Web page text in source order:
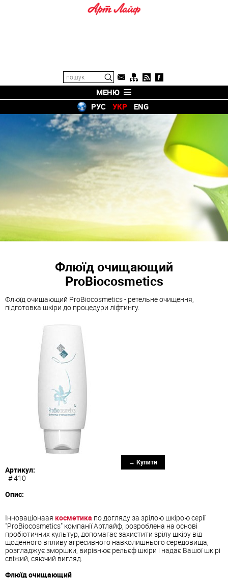
МЕНЮ
РУС
УКР ENG
Флюїд очищающий
ProBiocosmetics
Флюїд очищающий ProBiocosmetics - ретельне очищення,
підготовка шкіри до процедури ліфтингу.
→ Купити
Артикул:
# 410
Опис:
Інноваціонаая косметика по догляду за зрілою шкірою серії
"ProBiocosmetics" компанії Артлайф, розроблена на основі
пробіотичних культур, допомагає захистити зрілу шкіру від
щоденного впливу агресивного навколишнього середовища,
розгладжує зморшки, вирівнює рельєф шкіри і надає Вашої шкірі
свіжий, сяючий вигляд.
Флюїд очищающий